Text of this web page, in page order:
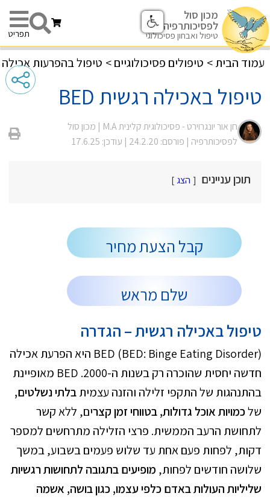
מכון סול
לפסיכותרפיה
טיפול ואבחון פסיכולוגי תפריט
טיפול בהפרעות אכילה > טיפולים פסיכולוגיים > עמוד הבית
טיפול באכילה רגשית BED
חן אור יונגרוירט - פסיכולוגית קלינית M.A |
מכון סול
לפסיכותרפיה | פורסם: 24.2.20 | עודכן: 17.6.25
תוכן עניינים הצג
קבל הצעת מחיר
שלם מראש
טיפול באכילה רגשית – הגדרה
BED (BED: Binge Eating Disorder) היא הפרעת אכילה
חדשה יחסית שהוכרה רק בשנות ה-2000. BED מאופיינת
בהתנהגות של התקפי זלילה והזנה עצמיתבלתי נשלטים,
שלכמויות אוכל גדולות, בטווחי זמן קצרים, ללא קשר
לתחושת הרעב הממשית. פרצי הזלילה מתרחשים למספר
דקות, לפחות פעם אחת עד שלוש פעמים בשבוע, במשך
שלושה חודשים לפחות, מופיעים בתגובה לתחושות רגשיות
שליליות העולות באדם כלפי עצמו, כגון בושה, אשמה